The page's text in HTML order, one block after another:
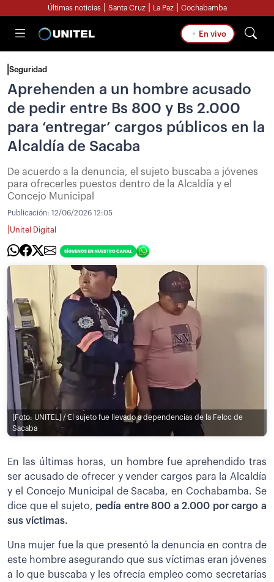
Últimas noticias Santa Cruz La Paz Cochabamba
En vivo
Seguridad
Aprehenden a un hombre acusado
de pedir entre Bs 800 y Bs 2.000
para ‘entregar’ cargos públicos en la
Alcaldía de Sacaba
De acuerdo a la denuncia, el sujeto buscaba a jóvenes
para ofrecerles puestos dentro de la Alcaldía y el
Concejo Municipal
Publicación: 12/06/2026 12:05
Unitel Digital
[Foto: UNITEL] / El sujeto fue llevado a dependencias de la Felcc de
Sacaba
En las últimas horas, un hombre fue aprehendido tras
ser acusado de ofrecer y vender cargos para la Alcaldía
y el Concejo Municipal de Sacaba, en Cochabamba. Se
dice que el sujeto, pedía entre 800 a 2.000 por cargo a
sus víctimas.
Una mujer fue la que presentó la denuncia en contra de
este hombre asegurando que sus víctimas eran jóvenes
a lo que buscaba y les ofrecía empleo como secretarías